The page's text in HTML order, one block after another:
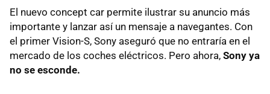
El nuevo concept car permite ilustrar su anuncio más
importante y lanzar así un mensaje a navegantes. Con
el primer Vision-S, Sony aseguró que no entraría en el
mercado de los coches eléctricos. Pero ahora, Sony ya
no se esconde.